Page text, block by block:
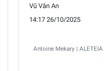
Vũ Văn An
14:17 26/10/2025
Antoine Mekary | ALETEIA